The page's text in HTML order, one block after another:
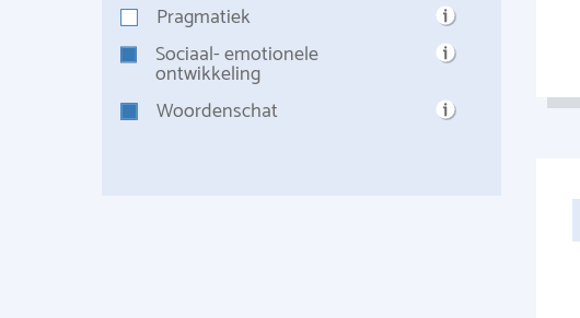
Pragmatiek
Sociaal- emotionele
ontwikkeling
Woordenschat